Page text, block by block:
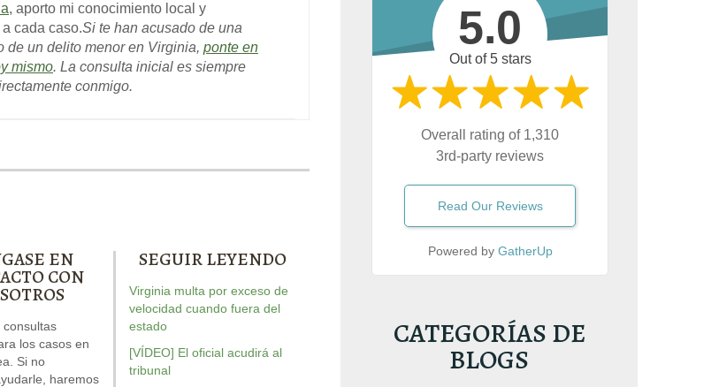
, aporto mi conocimiento local y
cada caso.Si te han acusado de una
de un delito menor en Virginia, ponte en
mismo. La consulta inicial es siempre
conmigo.
de
su caso.
Nuestro informe especial
sobre conducir con el
permiso suspendido explica
seis cuestiones críticas que
posiblemente se debatan en
Andrew escribió el libro sobre
conducción temeraria. Es el
temeraria
EN
CON
consultas
los casos en
Si no
haremos
SEGUIR LEYENDO
Virginia multa por exceso de
velocidad cuando fuera del
estado
[VÍDEO] El oficial acudirá al
tribunal
5.0
Out of 5 stars
Overall rating of 1,310
3rd-party reviews
Read Our Reviews
Powered by GatherUp
CATEGORÍAS DE
BLOGS